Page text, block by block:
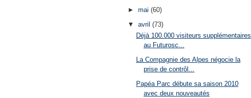
► mai (60)
▼ avril (73)
Déjà 100.000 visiteurs supplémentaires
au Futurosc...
La Compagnie des Alpes négocie la
prise de contrôl...
Papéa Parc débute sa saison 2010
avec deux nouveautés